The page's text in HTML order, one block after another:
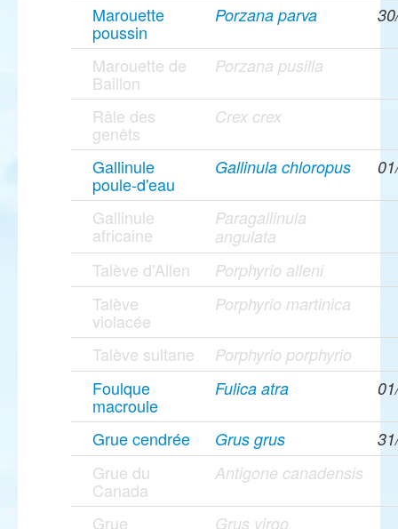
Marouette
poussin
Porzana parva
Marouette de
Baillon
Porzana pusilla
Râle des
genêts
Crex crex
Gallinule
poule-d'eau
Gallinula chloropus
Gallinule
africaine
Paragallinula
angulata
Talève d'Allen Porphyrio alleni
Talève
violacée
Porphyrio martinica
Talève sultane Porphyrio porphyrio
Foulque
macroule
Fulica atra
Grue cendrée Grus grus
Grue du
Canada
Antigone canadensis
Grue Grus virgo